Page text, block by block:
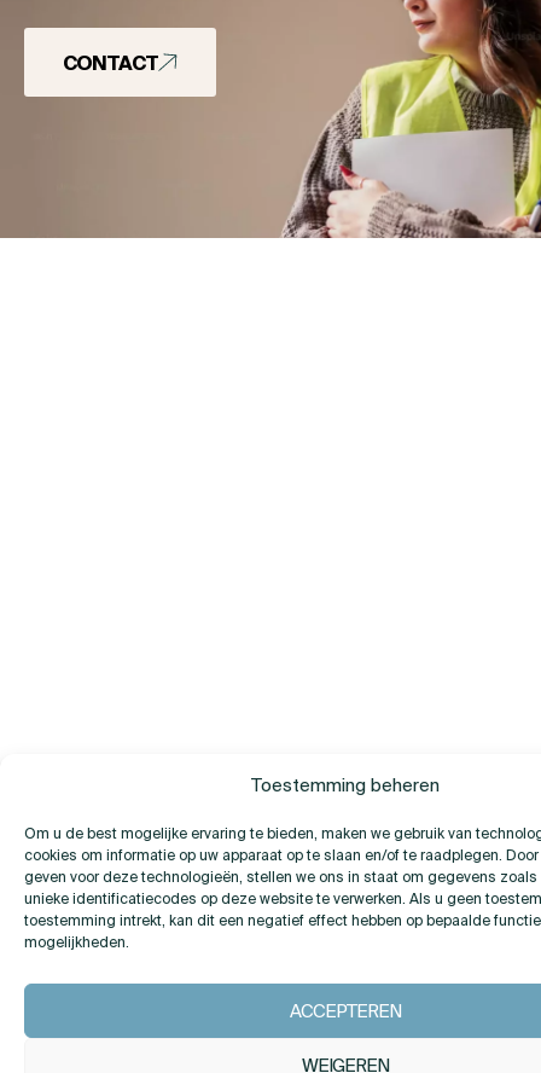
Toestemming beheren
Om u de best mogelijke ervaring te bieden, maken we gebruik van
cookies om informatie op uw apparaat op te slaan en/of te raadplegen.
geven voor deze technologieën, stellen we ons in staat om gegevens
unieke identificatiecodes op deze website te verwerken. Als u geen
toestemming intrekt, kan dit een negatief effect hebben op bepaalde
mogelijkheden.
ACCEPTEREN
WEIGEREN
CONTACT